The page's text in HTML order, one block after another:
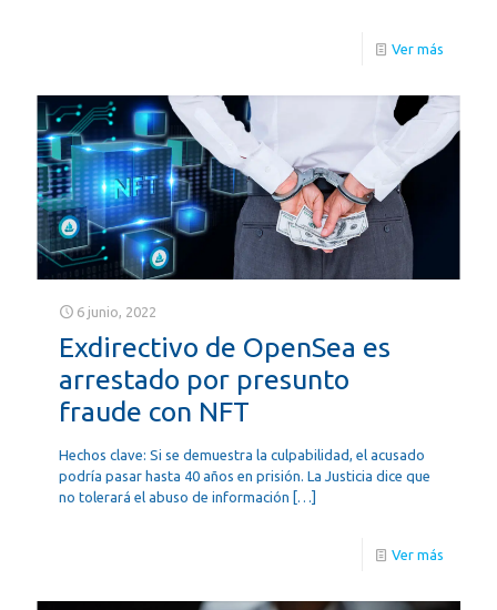
Ver más
6 junio, 2022
Exdirectivo de OpenSea es
arrestado por presunto
fraude con NFT
Hechos clave: Si se demuestra la culpabilidad, el acusado
podría pasar hasta 40 años en prisión. La Justicia dice que
no tolerará el abuso de información […]
Ver más